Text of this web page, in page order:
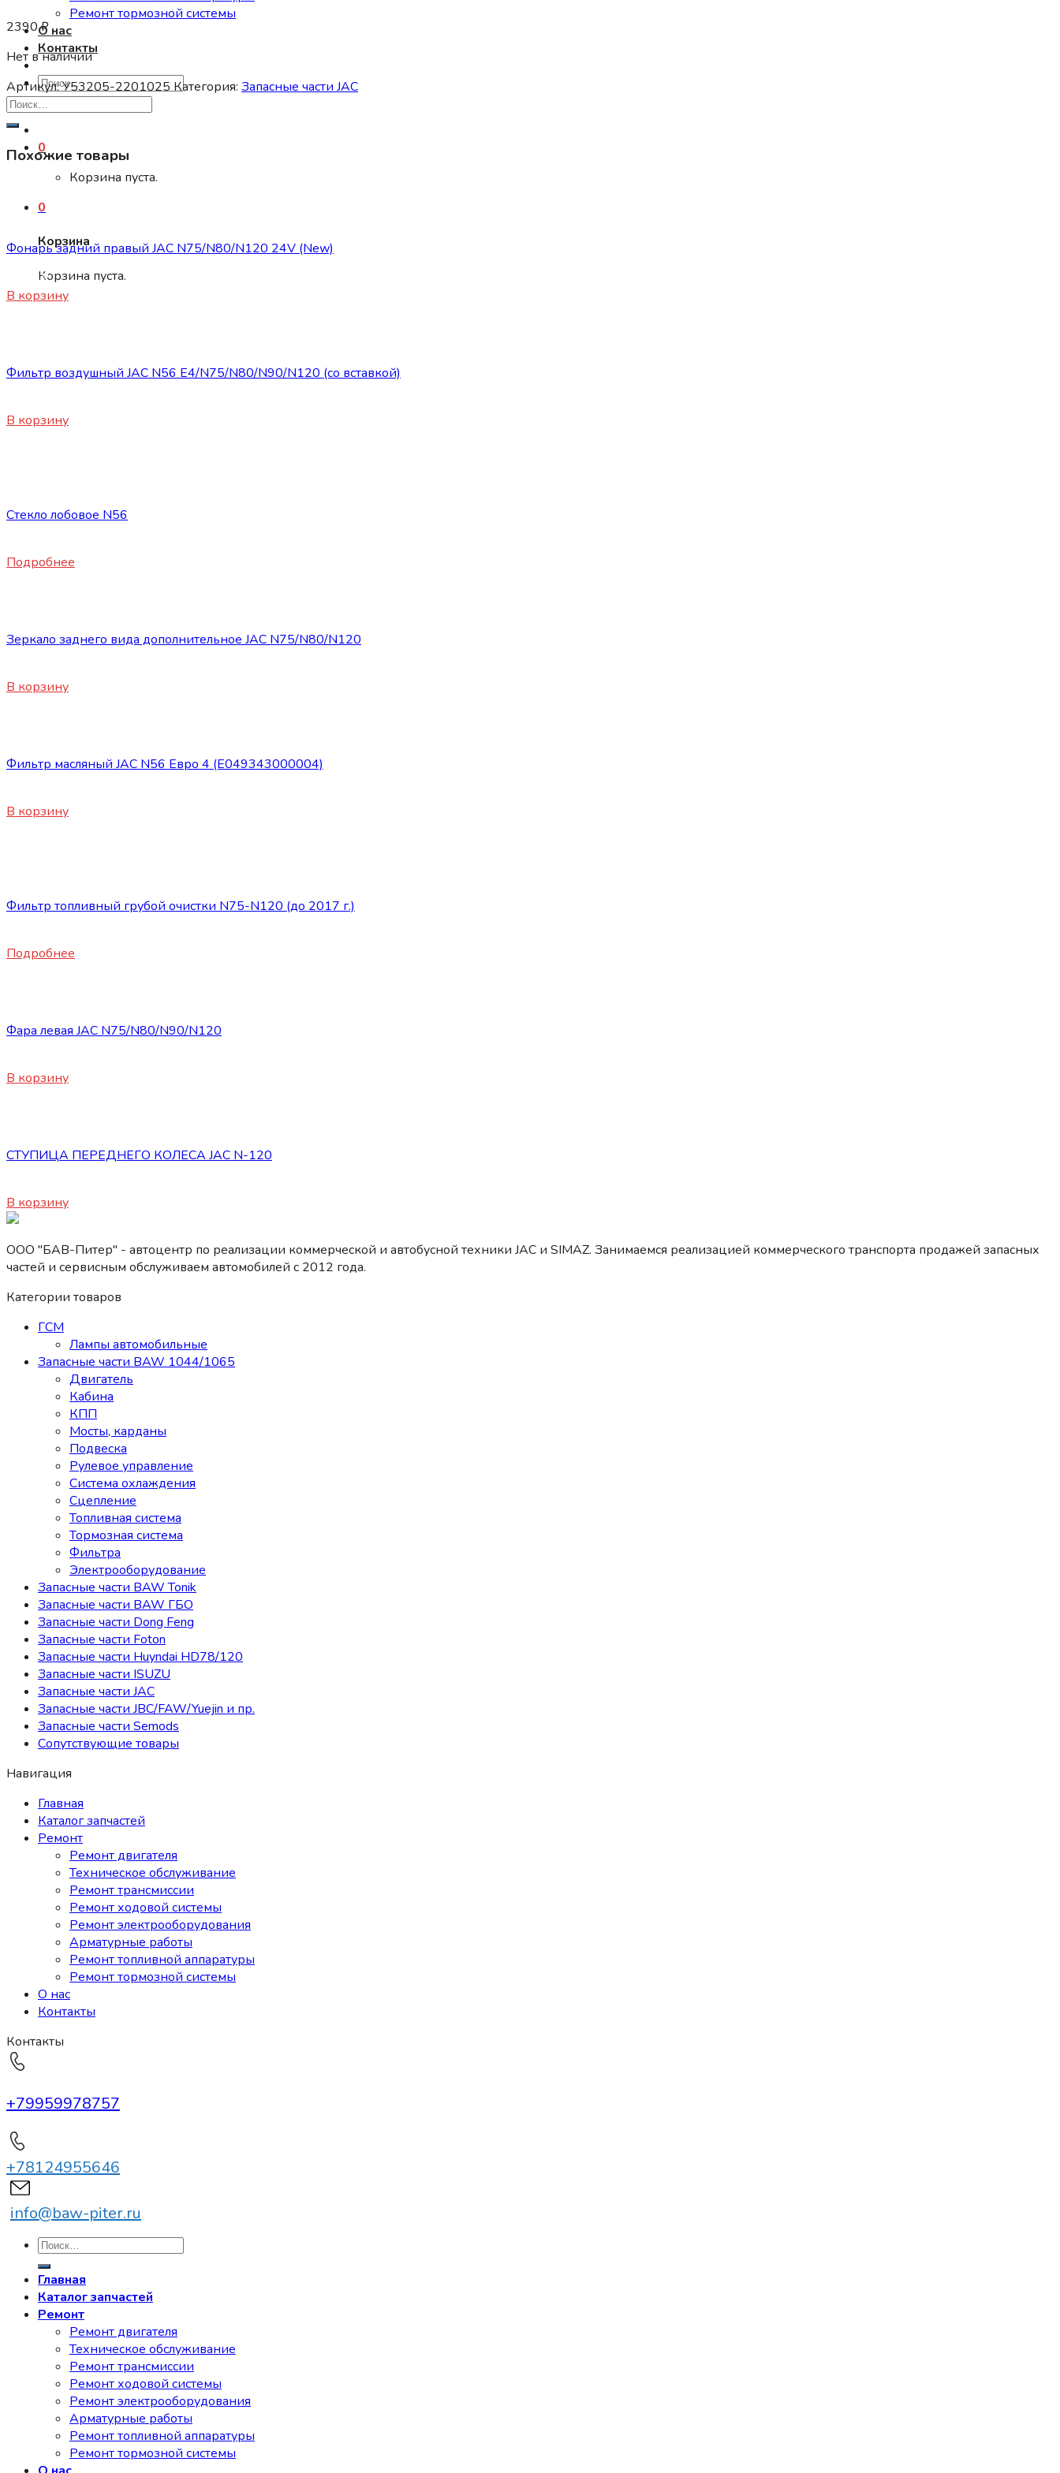
Ремонт тормозной системы
О нас
Контакты
Искать:
0
Корзина пуста.
0
Корзина
Корзина пуста.
2390₽
Нет в наличии
Артикул:У53205-2201025Категория: Запасные части JAC
Похожие товары
Запасные части JAC
Фонарь задний правый JAC N75/N80/N120 24V (New)
3300₽
В корзину
Фильтр воздушный JAC N56 E4/N75/N80/N90/N120 (со вставкой)
В корзину
Стекло лобовое N56
Подробнее
Зеркало заднего вида дополнительное JAC N75/N80/N120
В корзину
Фильтр масляный JAC N56 Евро 4 (E049343000004)
В корзину
Фильтр топливный грубой очистки N75-N120 (до 2017 г.)
Подробнее
Фара левая JAC N75/N80/N90/N120
В корзину
СТУПИЦА ПЕРЕДНЕГО КОЛЕСА JAC N-120
В корзину
ООО "БАВ-Питер" - автоцентр по реализации коммерческой и автобусной техники JAC и SIMAZ. Занимаемся реализацией коммерческого транспорта продажей запасных
частей и сервисным обслуживаем автомобилей c 2012 года.
Категории товаров
ГСМ
Лампы автомобильные
Запасные части BAW 1044/1065
Двигатель
Кабина
КПП
Мосты, карданы
Подвеска
Рулевое управление
Система охлаждения
Сцепление
Топливная система
Тормозная система
Фильтра
Электрооборудование
Запасные части BAW Tonik
Запасные части BAW ГБО
Запасные части Dong Feng
Запасные части Foton
Запасные части Huyndai HD78/120
Запасные части ISUZU
Запасные части JAC
Запасные части JBC/FAW/Yuejin и пр.
Запасные части Semods
Сопутствующие товары
Навигация
Главная
Каталог запчастей
Ремонт
Ремонт двигателя
Техническое обслуживание
Ремонт трансмиссии
Ремонт ходовой системы
Ремонт электрооборудования
Арматурные работы
Ремонт топливной аппаратуры
Ремонт тормозной системы
О нас
Контакты
Контакты
+79959978757
+78124955646
info@baw-piter.ru
Искать:
Главная
Каталог запчастей
Ремонт
Ремонт двигателя
Техническое обслуживание
Ремонт трансмиссии
Ремонт ходовой системы
Ремонт электрооборудования
Арматурные работы
Ремонт топливной аппаратуры
Ремонт тормозной системы